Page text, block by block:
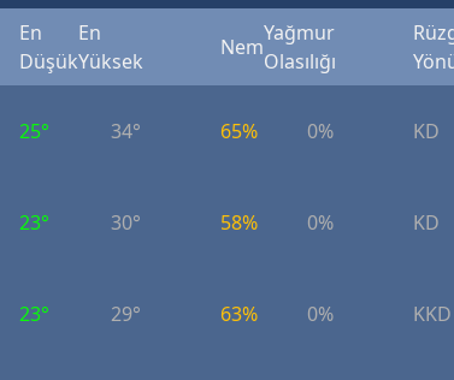
En
Düşük
En
Yüksek
Nem
Yağmur
Olasılığı
25° 34° 65% 0% KD
23° 30° 58% 0% KD
23° 29° 63% 0% KKD